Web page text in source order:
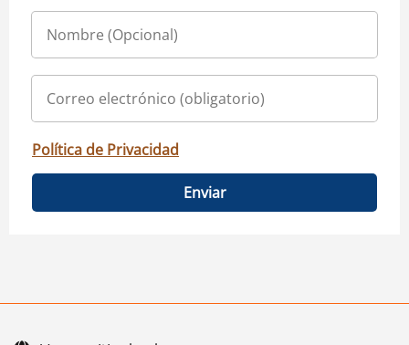
Política de Privacidad
Enviar